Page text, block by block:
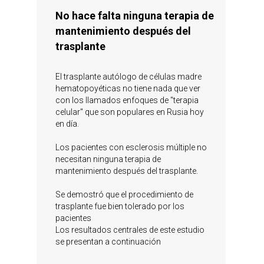
El trasplante autólogo de células madre
hematopoyéticas no tiene nada que ver
con los llamados enfoques de "terapia
celular" que son populares en Rusia hoy
en día.
Los pacientes con esclerosis múltiple no
necesitan ninguna terapia de
mantenimiento después del trasplante.
Se demostró que el procedimiento de
trasplante fue bien tolerado por los
pacientes
Los resultados centrales de este estudio
se presentan a continuación
No hace falta ninguna terapia de
mantenimiento después del
trasplante